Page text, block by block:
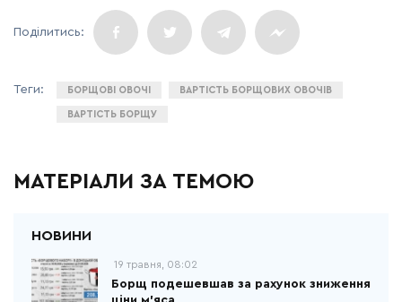
БОРЩОВІ ОВОЧІ ВАРТІСТЬ БОРЩОВИХ ОВОЧІВ
ВАРТІСТЬ БОРЩУ
МАТЕРІАЛИ ЗА ТЕМОЮ
19 травня, 08:02
Борщ подешевшав за рахунок зниження